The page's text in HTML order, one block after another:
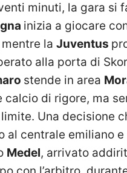
minuti, la gara si
inizia a giocare
la Juventus
alla porta di
stende in area
calcio di rigore, ma
Una decisione
al centrale emiliano e
Medel, arrivato